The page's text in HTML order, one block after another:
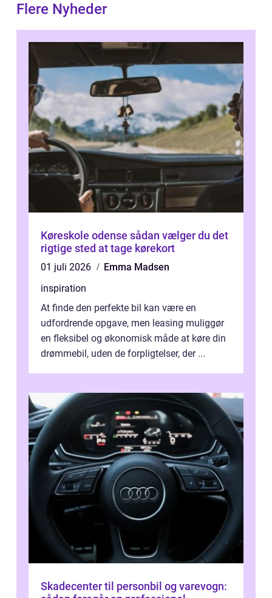
Flere Nyheder
Køreskole odense sådan vælger du det
rigtige sted at tage kørekort
01 juli 2026
Emma Madsen
inspiration
At finde den perfekte bil kan være en
udfordrende opgave, men leasing muliggør
en fleksibel og økonomisk måde at køre din
drømmebil, uden de forpligtelser, der ...
Skadecenter til personbil og varevogn: